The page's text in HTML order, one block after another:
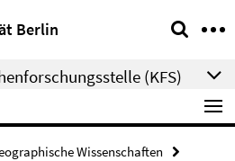
Berlin
(KFS)
Wissenschaften